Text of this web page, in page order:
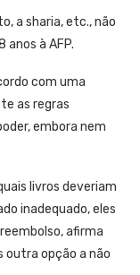
a sharia, etc., não
anos à AFP.
com uma
as regras
embora nem
livros deveriam
inadequado, eles
afirma
outra opção a não